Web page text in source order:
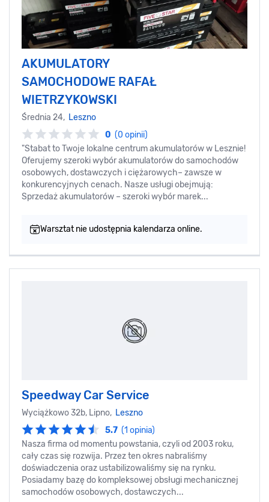
AKUMULATORY
SAMOCHODOWE RAFAŁ
WIETRZYKOWSKI
Średnia 24, Leszno
0 (0 opinii)
"Stabat to Twoje lokalne centrum akumulatorów w Lesznie!
Oferujemy szeroki wybór akumulatorów do samochodów
osobowych, dostawczych i ciężarowych– zawsze w
konkurencyjnych cenach. Nasze usługi obejmują:
Sprzedaż akumulatorów – szeroki wybór marek...
Warsztat nie udostępnia kalendarza online.
Speedway Car Service
Wyciążkowo 32b, Lipno, Leszno
5.7 (1 opinia)
Nasza firma od momentu powstania, czyli od 2003 roku,
cały czas się rozwija. Przez ten okres nabraliśmy
doświadczenia oraz ustabilizowaliśmy się na rynku.
Posiadamy bazę do kompleksowej obsługi mechanicznej
samochodów osobowych, dostawczych...